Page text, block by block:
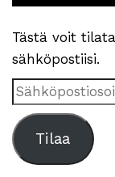
Tästä voit
sähköpostiisi.
Tilaa